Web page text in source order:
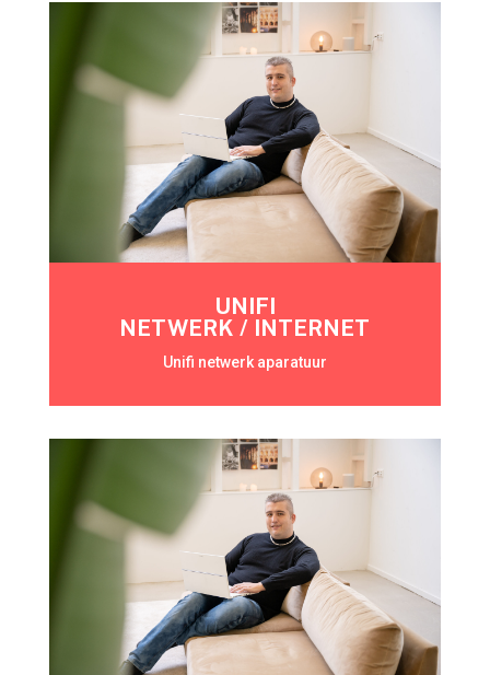
UNIFI
NETWERK / INTERNET
Unifi netwerk aparatuur